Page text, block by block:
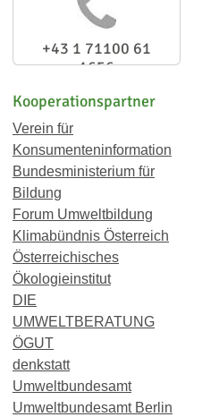
+43 1 71100 61
1656
Kooperationspartner
Verein für
Konsumenteninformation
Bundesministerium für
Bildung
Forum Umweltbildung
Klimabündnis Österreich
Österreichisches
Ökologieinstitut
DIE
UMWELTBERATUNG
ÖGUT
denkstatt
Umweltbundesamt
Umweltbundesamt Berlin